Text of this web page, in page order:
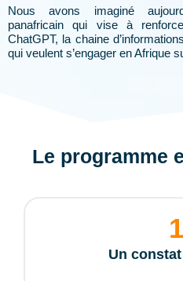
Nous avons imaginé
panafricain qui vise à
ChatGPT, la chaine
qui veulent s’engager en Afrique
Le programme
1
Un